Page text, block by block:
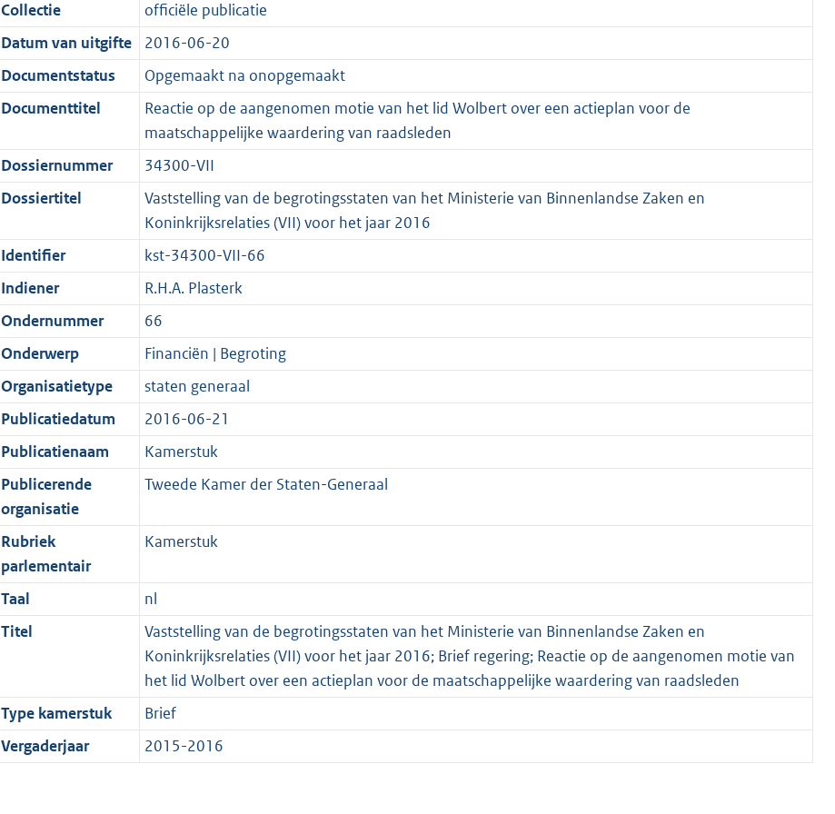
i
e
i
n
o
r
m
a
t
6
3
K
b
t
i
e
i
f
o
r
a
a
t
:
1
5
K
a
t
i
e
n
f
o
m
a
a
t
e
:
3
1
b
c
a
t
i
i
n
f
r
m
a
a
t
t
e
:
1
K
b
d
s
g
r
o
o
t
t
e
:
2
K
n
d
s
g
r
o
o
t
t
e
:
2
b
Collectie
officiële publicatie
Datum van uitgifte
2016-06-20
Documentstatus
Opgemaakt na onopgemaakt
Documenttitel
Reactie op de aangenomen motie van het lid Wolbert over een actieplan voor de
maatschappelijke waardering van raadsleden
Dossiernummer
34300-VII
Dossiertitel
Vaststelling van de begrotingsstaten van het Ministerie van Binnenlandse Zaken en
Koninkrijksrelaties (VII) voor het jaar 2016
Identifier
kst-34300-VII-66
Indiener
R.H.A. Plasterk
Ondernummer
66
Onderwerp
Financiën | Begroting
Organisatietype
staten generaal
Publicatiedatum
2016-06-21
Publicatienaam
Kamerstuk
Publicerende
organisatie
Tweede Kamer der Staten-Generaal
Rubriek
parlementair
Kamerstuk
Taal
nl
Titel
Vaststelling van de begrotingsstaten van het Ministerie van Binnenlandse Zaken en
Koninkrijksrelaties (VII) voor het jaar 2016; Brief regering; Reactie op de aangenomen motie van
het lid Wolbert over een actieplan voor de maatschappelijke waardering van raadsleden
Type kamerstuk
Brief
Vergaderjaar
2015-2016